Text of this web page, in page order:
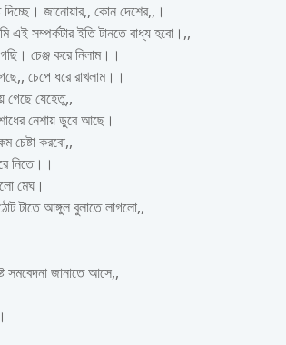
জানোয়ার,, কোন দেশের,,।
এই সম্পর্কটার ইতি টানতে বাধ্য হবো।,,
চেঞ্জ করে নিলাম।।
চেপে ধরে রাখলাম।।
গেছে যেহেতু,,
নেশায় ডুবে আছে।
চেষ্টা করবো,,
নিতে।।
মেঘ।
টাতে আঙ্গুল বুলাতে লাগলো,,
সমবেদনা জানাতে আসে,,